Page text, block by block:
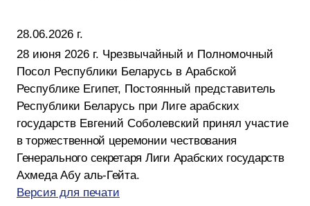
28.06.2026 г.
28 июня 2026 г. Чрезвычайный и Полномочный
Посол Республики Беларусь в Арабской
Республике Египет, Постоянный представитель
Республики Беларусь при Лиге арабских
государств Евгений Соболевский принял участие
в торжественной церемонии чествования
Генерального секретаря Лиги Арабских государств
Ахмеда Абу аль-Гейта.
Версия для печати